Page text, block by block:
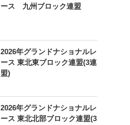
ース 九州ブロック連盟
2026年グランドナショナルレ
ース 東北東ブロック連盟(3連
盟)
2026年グランドナショナルレ
ース 東北北部ブロック連盟(3